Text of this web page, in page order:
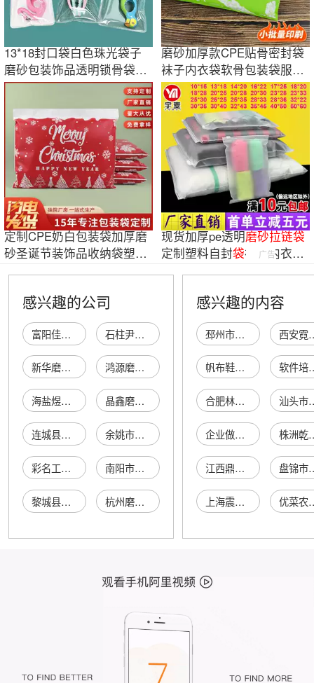
13*18封口袋白色珠光袋子
磨砂包装饰品透明锁骨袋pp
包装袋捏捏袋
磨砂加厚款CPE贴骨密封袋
袜子内衣袋软骨包装袋服装
半透明收纳袋
定制CPE奶白包装袋加厚磨
砂圣诞节装饰品收纳袋塑料
现货加厚pe透明磨砂拉链袋
定制塑料自封袋袜子内衣收
广告
感兴趣的公司
富阳佳利磨砂厂 石柱尹磨砂广告
新华磨砂玻璃工艺 鸿源磨砂玻璃工艺
海盐煜达磨砂厂 晶鑫磨砂玻璃工艺店
连城县磨砂服装店 余姚市景桥磨砂厂
彩名工艺磨砂玻璃 南阳市磨砂工艺厂
黎城县杨青磨砂厂 杭州磨砂商贸有限公司
感兴趣的内容
邳州市瑞豪家庭农场 西安霓裳
帆布鞋儿童 软件
合肥林距离商贸有限公司 汕头市
企业做账的流程 株洲乾
江西鼎腾车业有限公司 盘锦市大洼区铭嘉
上海震宜家具有限公司 优菜农